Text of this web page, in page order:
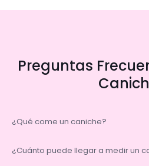
Preguntas
¿Qué come un caniche?
¿Cuánto puede llegar a medir un